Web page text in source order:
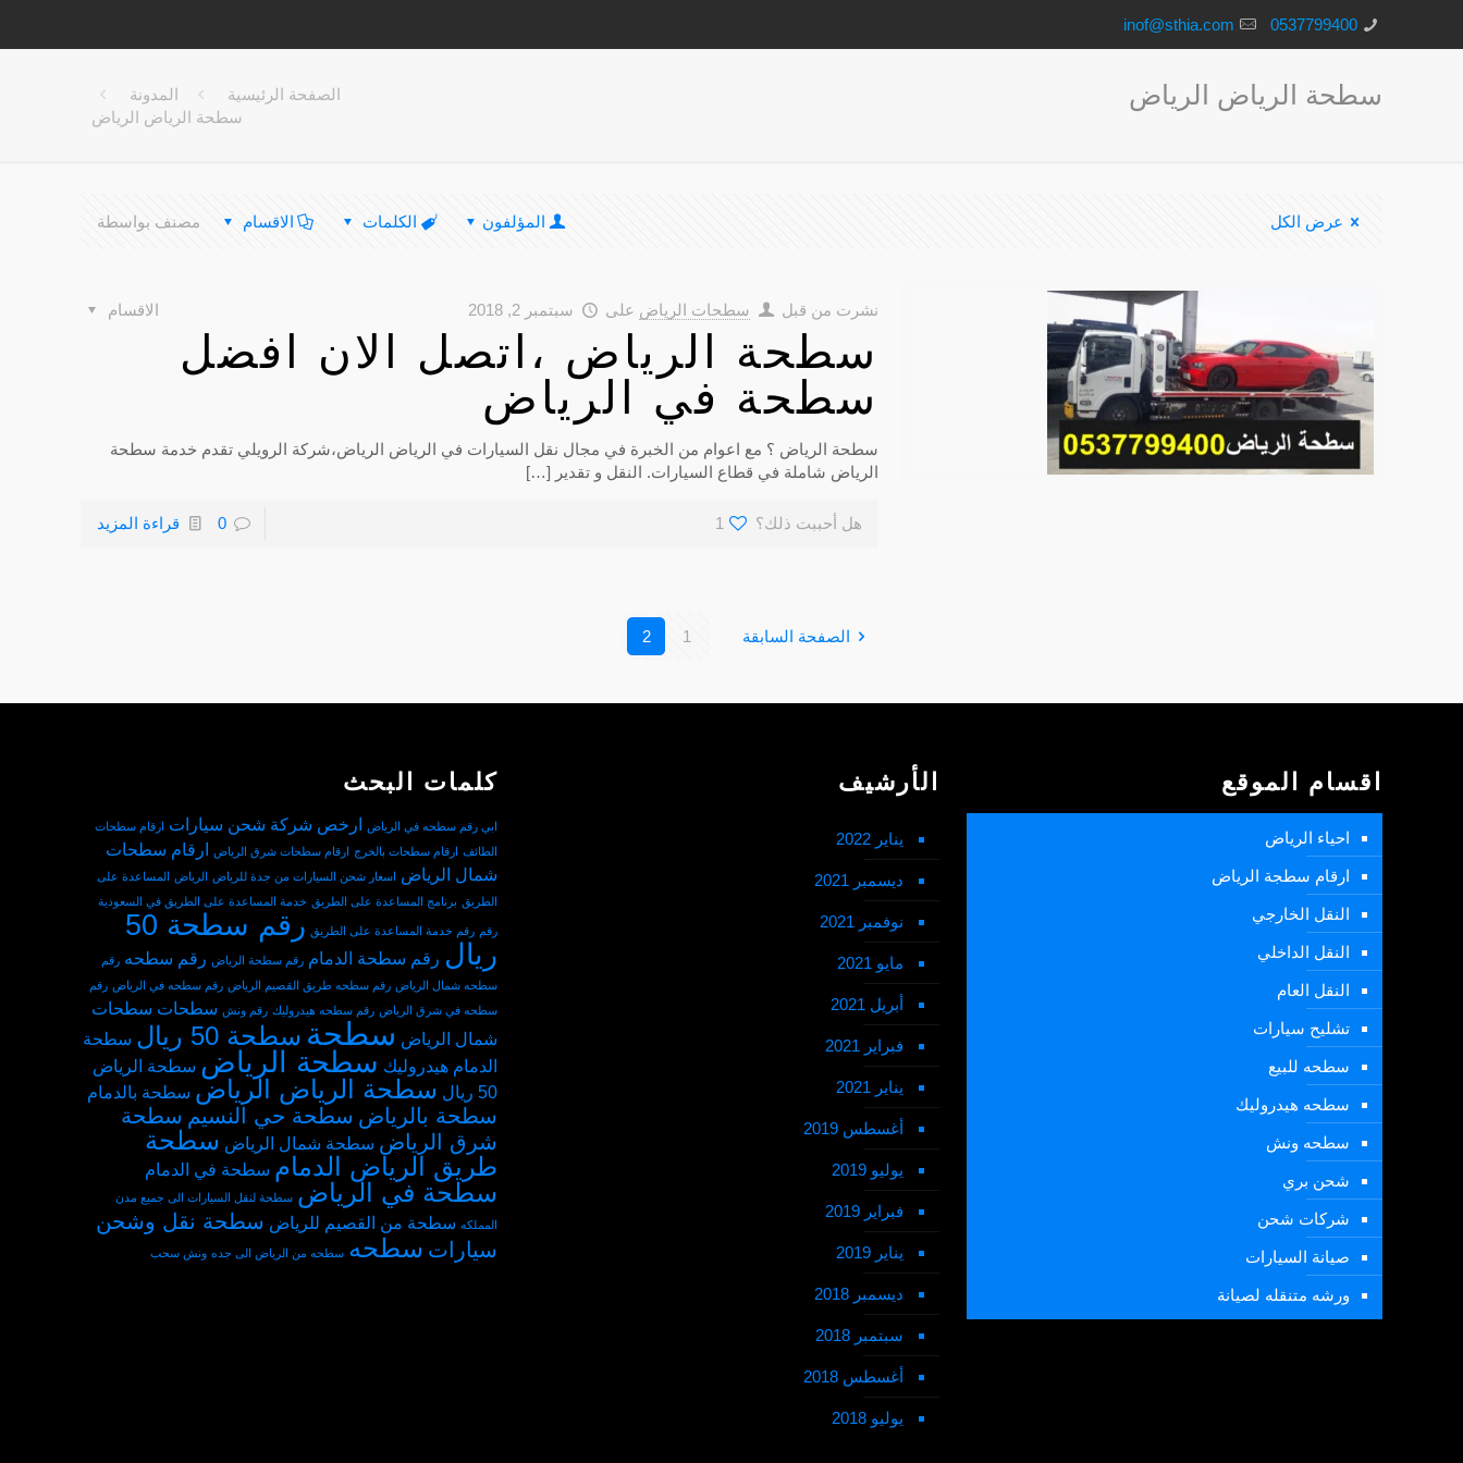
0537799400
inof@sthia.com
سطحة الرياض الرياض الصفحة الرئيسية
المدونة
سطحة الرياض الرياض
مصنف بواسطة الاقسام الكلمات المؤلفون عرض الكل
نشرت من قبل سطحات الرياض على سبتمبر 2, 2018 الاقسام
سطحة الرياض ،اتصل الان افضل
سطحة في الرياض
سطحة الرياض ؟ مع اعوام من الخبرة في مجال نقل السيارات في الرياض الرياض،شركة الرويلي تقدم خدمة سطحة
الرياض شاملة في قطاع السيارات. النقل و تقدير […]
هل أحببت ذلك؟ 1
0 قراءة المزيد
الصفحة السابقة 1
2
اقسام الموقع
احياء الرياض
ارقام سطجة الرياض
النقل الخارجي
النقل الداخلي
النقل العام
تشليح سيارات
سطحه للبيع
سطحه هيدروليك
سطحه ونش
شحن بري
شركات شحن
صيانة السيارات
ورشه متنقله لصيانة
الأرشيف
يناير 2022
ديسمبر 2021
نوفمبر 2021
مايو 2021
أبريل 2021
فبراير 2021
يناير 2021
أغسطس 2019
يوليو 2019
فبراير 2019
يناير 2019
ديسمبر 2018
سبتمبر 2018
أغسطس 2018
يوليو 2018
كلمات البحث
ابي رقم سطحه في الرياض ارخص شركة شحن سيارات ارقام سطحات
الطائف ارقام سطحات بالخرج ارقام سطحات شرق الرياض
ارقام سطحات
شمال الرياض اسعار شحن السيارات من جدة للرياض الرياض المساعدة على
الطريق برنامج المساعدة على الطريق خدمة المساعدة على الطريق في السعودية
رقم رقم خدمة المساعدة على الطريق
رقم سطحة 50
ريال رقم سطحة الدمام رقم سطحة الرياض رقم سطحه رقم
سطحه شمال الرياض رقم سطحه طريق القصيم الرياض رقم سطحه في الرياض رقم
سطحه في شرق الرياض رقم سطحه هيدروليك رقم ونش سطحات سطحات
شمال الرياض سطحة سطحة 50 ريال
سطحة
الدمام هيدروليك سطحة الرياض سطحة الرياض
50 ريال
سطحة الرياض الرياض سطحة بالدمام
سطحة بالرياض سطحة حي النسيم سطحة
شرق الرياض سطحة شمال الرياض سطحة
طريق الرياض الدمام سطحة في الدمام
سطحة في الرياض سطحة لنقل السيارات الى جميع مدن
المملكه سطحة من القصيم للرياض سطحة نقل وشحن
سيارات سطحه سطحه من الرياض الى جده ونش سحب